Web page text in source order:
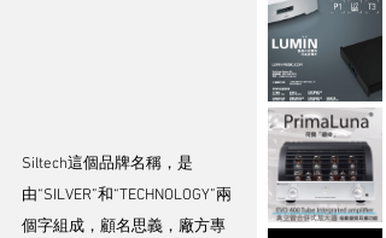
Siltech這個品牌名稱，是
由“SILVER”和“TECHNOLOGY”兩
個字組成，顧名思義，廠方專